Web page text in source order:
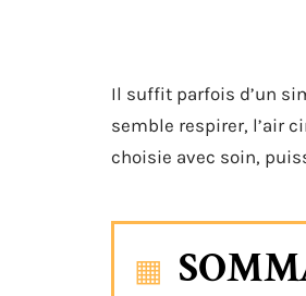
Il suffit parfois d’un
semble respirer, l’air
choisie avec soin,